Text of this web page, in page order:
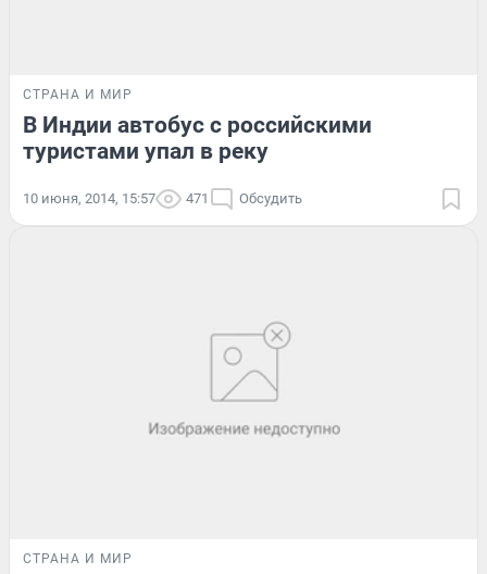
СТРАНА И МИР
В Индии автобус с российскими
туристами упал в реку
10 июня, 2014, 15:57 471 Обсудить
СТРАНА И МИР